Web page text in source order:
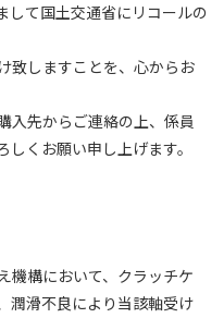
して国土交通省にリコールの
致しますことを、心からお
入先からご連絡の上、係員
くお願い申し上げます。
機構において、クラッチケ
潤滑不良により当該軸受け